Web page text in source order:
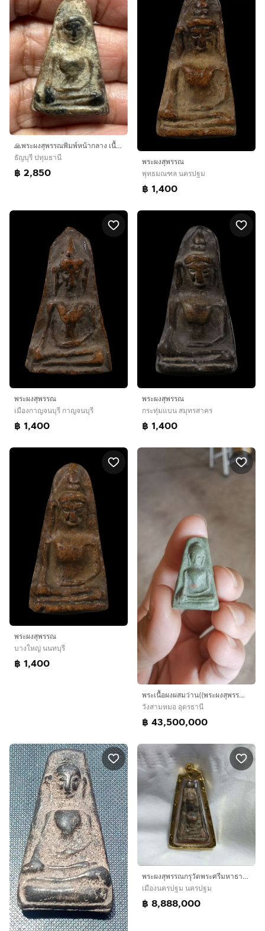
🙏พระผงสุพรรณพิมพ์หน้ากลาง เนื้อผ่านสองสีมีนวลดินตามซอก เนื้อละเอียด🙏
ธัญบุรี ปทุมธานี
฿ 2,850
พระผงสุพรรณ
พุทธมณฑล นครปฐม
฿ 1,400
พระผงสุพรรณ
เมืองกาญจนบุรี กาญจนบุรี
฿ 1,400
พระผงสุพรรณ
กระทุ่มแบน สมุทรสาคร
฿ 1,400
พระผงสุพรรณ
บางใหญ่ นนทบุรี
฿ 1,400
พระเนื้อผงผสมว่าน((พระผงสุพรรณ)(มีส่วนผสมของเนื้อผงเก่า)(พระหลวงพ่อฮวด)(วุฒิคุณ)(วัดดอนโพธิ์ทอง)(จังหวัดสุพรรณบุรี))พระเครื่องรางของมงคล
วังสามหมอ อุดรธานี
฿ 43,500,000
พระผงสุพรรณกรุวัดพระศรีมหาธาตุสุพรรณบุรี素攀府瓦玛哈泰寺出土 帕蓬素攀100%正品保证
เมืองนครปฐม นครปฐม
฿ 8,888,000